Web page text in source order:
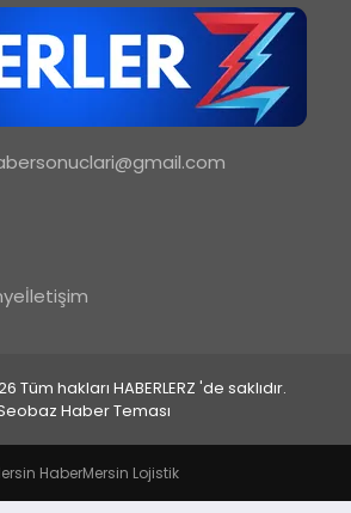
İletişim
hakları HABERLERZ 'de saklıdır.
Haber Teması
HaberMersin Lojistik